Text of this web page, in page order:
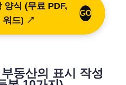
양식 (무료 PDF,
워드) ↗
GO
동산의 표시 작성